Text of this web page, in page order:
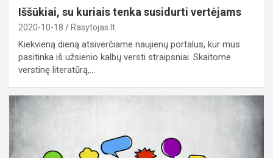
Iššūkiai, su kuriais tenka susidurti vertėjams
2020-10-18 Rasytojas.lt
Kiekvieną dieną atsiverčiame naujienų portalus, kur mus
pasitinka iš užsienio kalbų versti straipsniai. Skaitome
verstinę literatūrą,…